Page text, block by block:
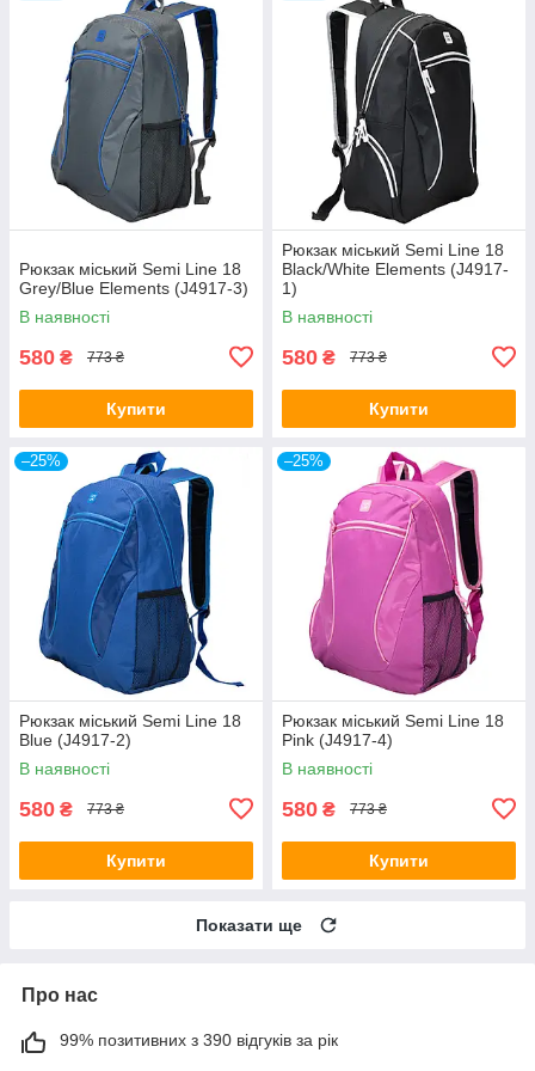
Рюкзак міський Semi Line 18
Grey/Blue Elements (J4917-3)
В наявності
580 ₴ 773 ₴
Купити
Рюкзак міський Semi Line 18
Black/White Elements (J4917-
1)
В наявності
580 ₴ 773 ₴
Купити
–25%
Рюкзак міський Semi Line 18
Blue (J4917-2)
В наявності
580 ₴ 773 ₴
Купити
–25%
Рюкзак міський Semi Line 18
Pink (J4917-4)
В наявності
580 ₴ 773 ₴
Купити
Показати ще
Про нас
99% позитивних з 390 відгуків за рік